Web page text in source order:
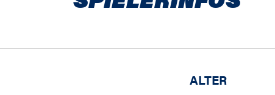
ALTER